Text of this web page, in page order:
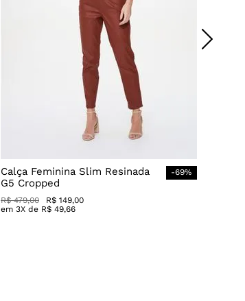
Calça Feminina Slim Resinada
G5 Cropped
-69%
R$ 479,00 R$ 149,00
em3X de R$ 49,66